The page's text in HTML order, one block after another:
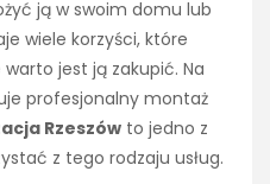
ją w swoim domu lub
wiele korzyści, które
jest ją zakupić. Na
profesjonalny montaż
Rzeszów to jedno z
z tego rodzaju usług.